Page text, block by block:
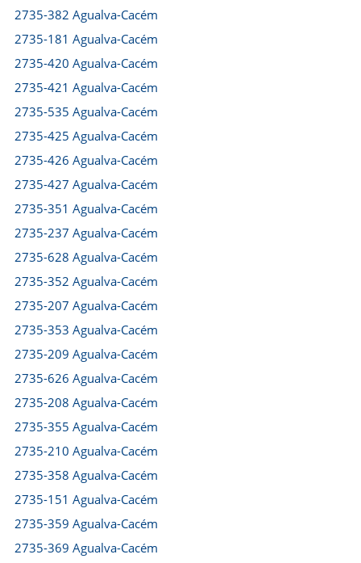
2735-382 Agualva-Cacém
2735-181 Agualva-Cacém
2735-420 Agualva-Cacém
2735-421 Agualva-Cacém
2735-535 Agualva-Cacém
2735-425 Agualva-Cacém
2735-426 Agualva-Cacém
2735-427 Agualva-Cacém
2735-351 Agualva-Cacém
2735-237 Agualva-Cacém
2735-628 Agualva-Cacém
2735-352 Agualva-Cacém
2735-207 Agualva-Cacém
2735-353 Agualva-Cacém
2735-209 Agualva-Cacém
2735-626 Agualva-Cacém
2735-208 Agualva-Cacém
2735-355 Agualva-Cacém
2735-210 Agualva-Cacém
2735-358 Agualva-Cacém
2735-151 Agualva-Cacém
2735-359 Agualva-Cacém
2735-369 Agualva-Cacém